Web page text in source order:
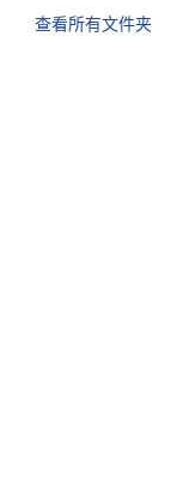
查看所有文件夹